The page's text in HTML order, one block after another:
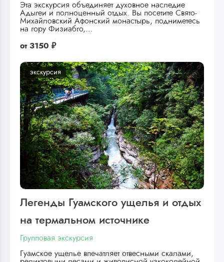
Эта экскурсия объединяет духовное наследие
Адыгеи и полноценный отдых. Вы посетите Свято-
Михайловский Афонский монастырь, подниметесь
на гору Физиабго,…
от 3150 ₽
экскурсия
Легенды Гуамского ущелья и отдых
на термальном источнике
Групповая экскурсия
Гуамское ущелье впечатляет отвесными скалами,